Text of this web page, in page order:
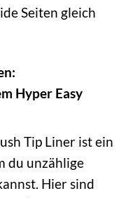
Seiten gleich
Hyper Easy
Tip Liner ist ein
du unzählige
Hier sind